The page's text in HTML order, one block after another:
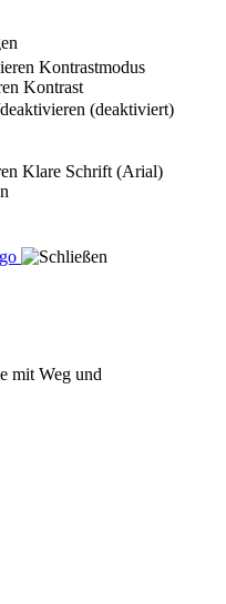
Kontrastmodus
Kontrast
(deaktiviert)
Klare Schrift (Arial)